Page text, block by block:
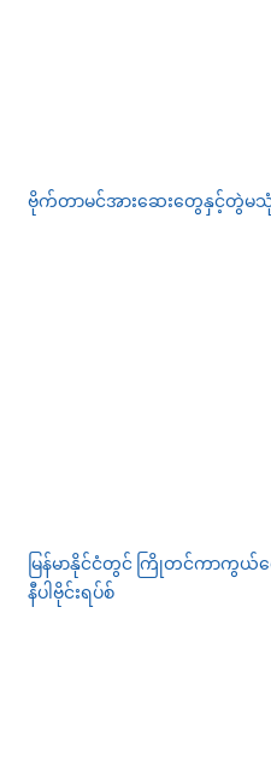
ဗိုက်တာမင်အားဆေးတွေနှင့်တွဲမ
မြန်မာနိုင်ငံတွင် ကြိုတင်ကာကွ
နီပါဗိုင်းရပ်စ်